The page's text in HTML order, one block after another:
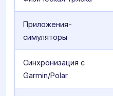
Приложения-
симуляторы
Синхронизация с
Garmin/Polar